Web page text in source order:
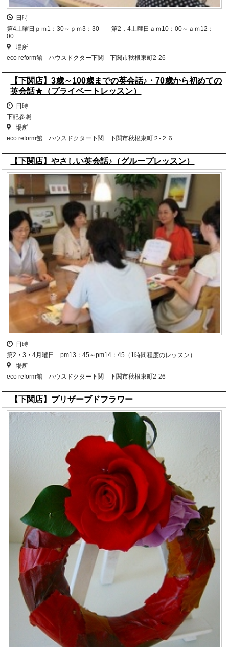
日時
第4土曜日ｐｍ1：30～ｐｍ3：30 第2，4土曜日ａｍ10：00～ａｍ12：
00
場所
eco reform館 ハウスドクター下関 下関市秋根東町2-26
【下関店】3歳～100歳までの英会話♪・70歳から初めての
英会話★（プライベートレッスン）
日時
下記参照
場所
eco reform館 ハウスドクター下関 下関市秋根東町２-２６
【下関店】やさしい英会話♪（グループレッスン）
日時
第2・3・4月曜日 pm13：45～pm14：45（1時間程度のレッスン）
場所
eco reform館 ハウスドクター下関 下関市秋根東町2-26
【下関店】プリザーブドフラワー